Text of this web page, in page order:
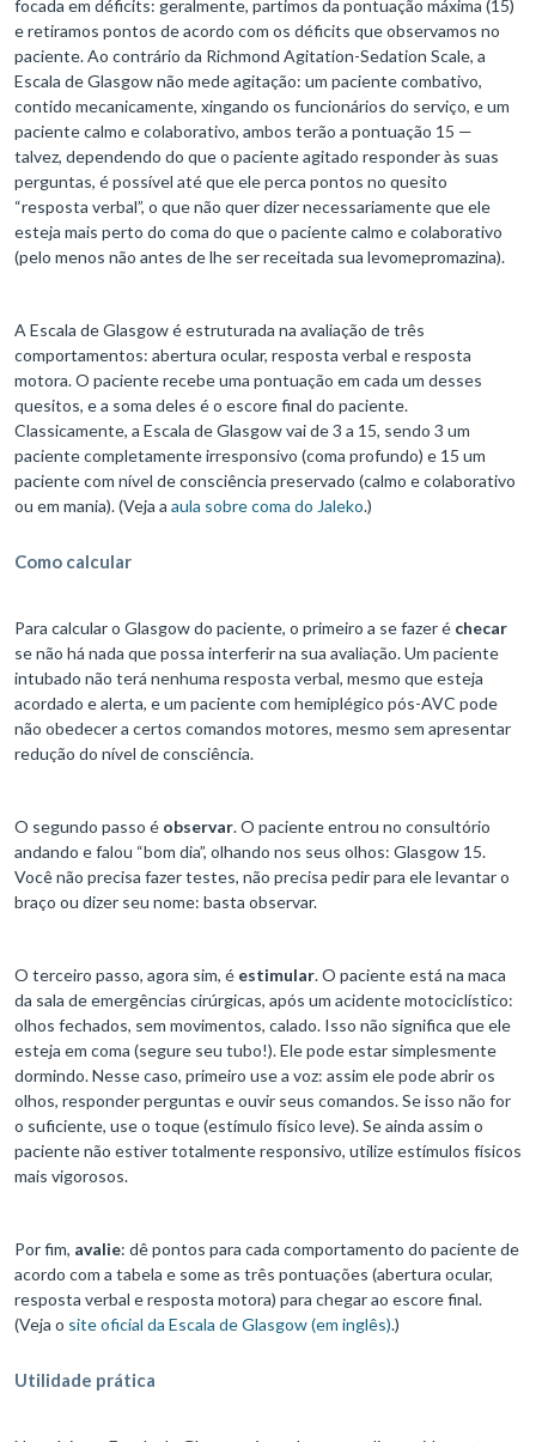
focada em déficits: geralmente, partimos da pontuação máxima (15)
e retiramos pontos de acordo com os déficits que observamos no
paciente. Ao contrário da Richmond Agitation-Sedation Scale, a
Escala de Glasgow não mede agitação: um paciente combativo,
contido mecanicamente, xingando os funcionários do serviço, e um
paciente calmo e colaborativo, ambos terão a pontuação 15 —
talvez, dependendo do que o paciente agitado responder às suas
perguntas, é possível até que ele perca pontos no quesito
“resposta verbal”, o que não quer dizer necessariamente que ele
esteja mais perto do coma do que o paciente calmo e colaborativo
(pelo menos não antes de lhe ser receitada sua levomepromazina).
A Escala de Glasgow é estruturada na avaliação de três
comportamentos: abertura ocular, resposta verbal e resposta
motora. O paciente recebe uma pontuação em cada um desses
quesitos, e a soma deles é o escore final do paciente.
Classicamente, a Escala de Glasgow vai de 3 a 15, sendo 3 um
paciente completamente irresponsivo (coma profundo) e 15 um
paciente com nível de consciência preservado (calmo e colaborativo
ou em mania). (Veja a aula sobre coma do Jaleko.)
Como calcular
Para calcular o Glasgow do paciente, o primeiro a se fazer é checar
se não há nada que possa interferir na sua avaliação. Um paciente
intubado não terá nenhuma resposta verbal, mesmo que esteja
acordado e alerta, e um paciente com hemiplégico pós-AVC pode
não obedecer a certos comandos motores, mesmo sem apresentar
redução do nível de consciência.
O segundo passo é observar. O paciente entrou no consultório
andando e falou “bom dia”, olhando nos seus olhos: Glasgow 15.
Você não precisa fazer testes, não precisa pedir para ele levantar o
braço ou dizer seu nome: basta observar.
O terceiro passo, agora sim, é estimular. O paciente está na maca
da sala de emergências cirúrgicas, após um acidente motociclístico:
olhos fechados, sem movimentos, calado. Isso não significa que ele
esteja em coma (segure seu tubo!). Ele pode estar simplesmente
dormindo. Nesse caso, primeiro use a voz: assim ele pode abrir os
olhos, responder perguntas e ouvir seus comandos. Se isso não for
o suficiente, use o toque (estímulo físico leve). Se ainda assim o
paciente não estiver totalmente responsivo, utilize estímulos físicos
mais vigorosos.
Por fim, avalie: dê pontos para cada comportamento do paciente de
acordo com a tabela e some as três pontuações (abertura ocular,
resposta verbal e resposta motora) para chegar ao escore final.
(Veja o site oficial da Escala de Glasgow (em inglês).)
Utilidade prática